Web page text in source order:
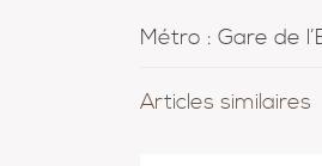
Métro : Gare de
Articles similaires